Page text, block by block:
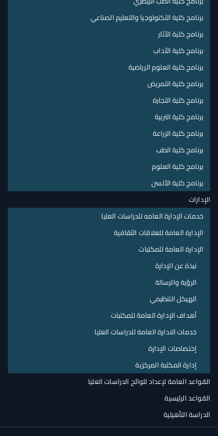
برنامج كلية التكنولوجيا والتعليم الصناعي
برنامج كلية الأثار
برنامج كلية الأداب
برنامج كلية العلوم الرياضية
برنامج كلية التمريض
برنامج كلية التجارة
برنامج كلية التربية
برنامج كلية الزراعة
برنامج كلية الطب
برنامج كلية العلوم
برنامج كلية الألسن
الإدارات
خدمات الإدارة العامه للدراسات العليا
الإدارة العامة للعلاقات الثقافية
الإدارة العامة للمكتبات
نبذة عن الإدارة
الرؤية والرسالة
الهيكل التنظيمي
أهداف الإدارة العامة للمكتبات
خدمات الادارة العامة للدراسات العليا
إختصاصات الإدارة
إدارة المكتبة المركزية
القواعد العامة لإعداد للوائح الدراسات العليا
القواعد الرئيسية
الدراسة التأهيلية